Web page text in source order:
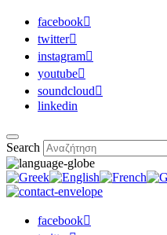
facebook
twitter
instagram
youtube
soundcloud
linkedin
Search
facebook